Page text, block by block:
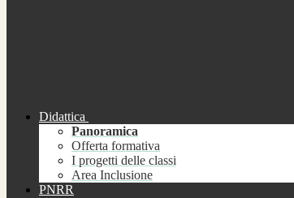
Didattica
Panoramica
Offerta formativa
I progetti delle classi
Area Inclusione
PNRR